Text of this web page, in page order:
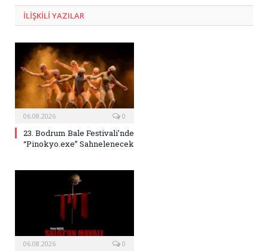
ILIŞKILI YAZILAR
06.08.2026 0
23. Bodrum Bale Festivali’nde
“Pinokyo.exe” Sahnelenecek
06.08.2026 0